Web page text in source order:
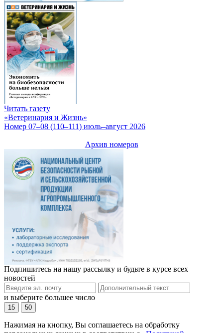
Читать газету
«Ветеринария и Жизнь»
Номер 07–08 (110–111) июль–август 2026
Архив номеров
Подпишитесь на нашу рассылку и будьте в курсе всех
новостей
и выберите большее число
15 50
Нажимая на кнопку, Вы соглашаетесь на обработку